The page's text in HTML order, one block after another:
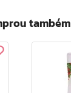
também